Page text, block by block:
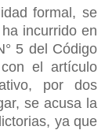
formal, se
incurrido en
5 del Código
el artículo
por dos
se acusa la
ya que